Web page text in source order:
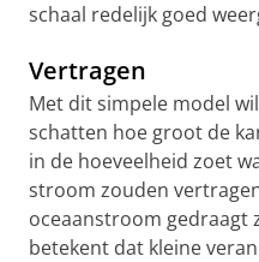
schaal redelijk goed
Vertragen
Met dit simpele model
schatten hoe groot de
in de hoeveelheid zoet
stroom zouden
oceaanstroom gedraagt
betekent dat kleine